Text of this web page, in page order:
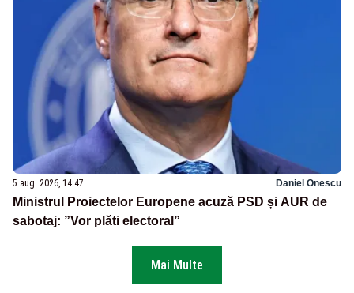
5 aug. 2026, 14:47 Daniel Onescu
Ministrul Proiectelor Europene acuză PSD și AUR de
sabotaj: ”Vor plăti electoral”
Mai Multe